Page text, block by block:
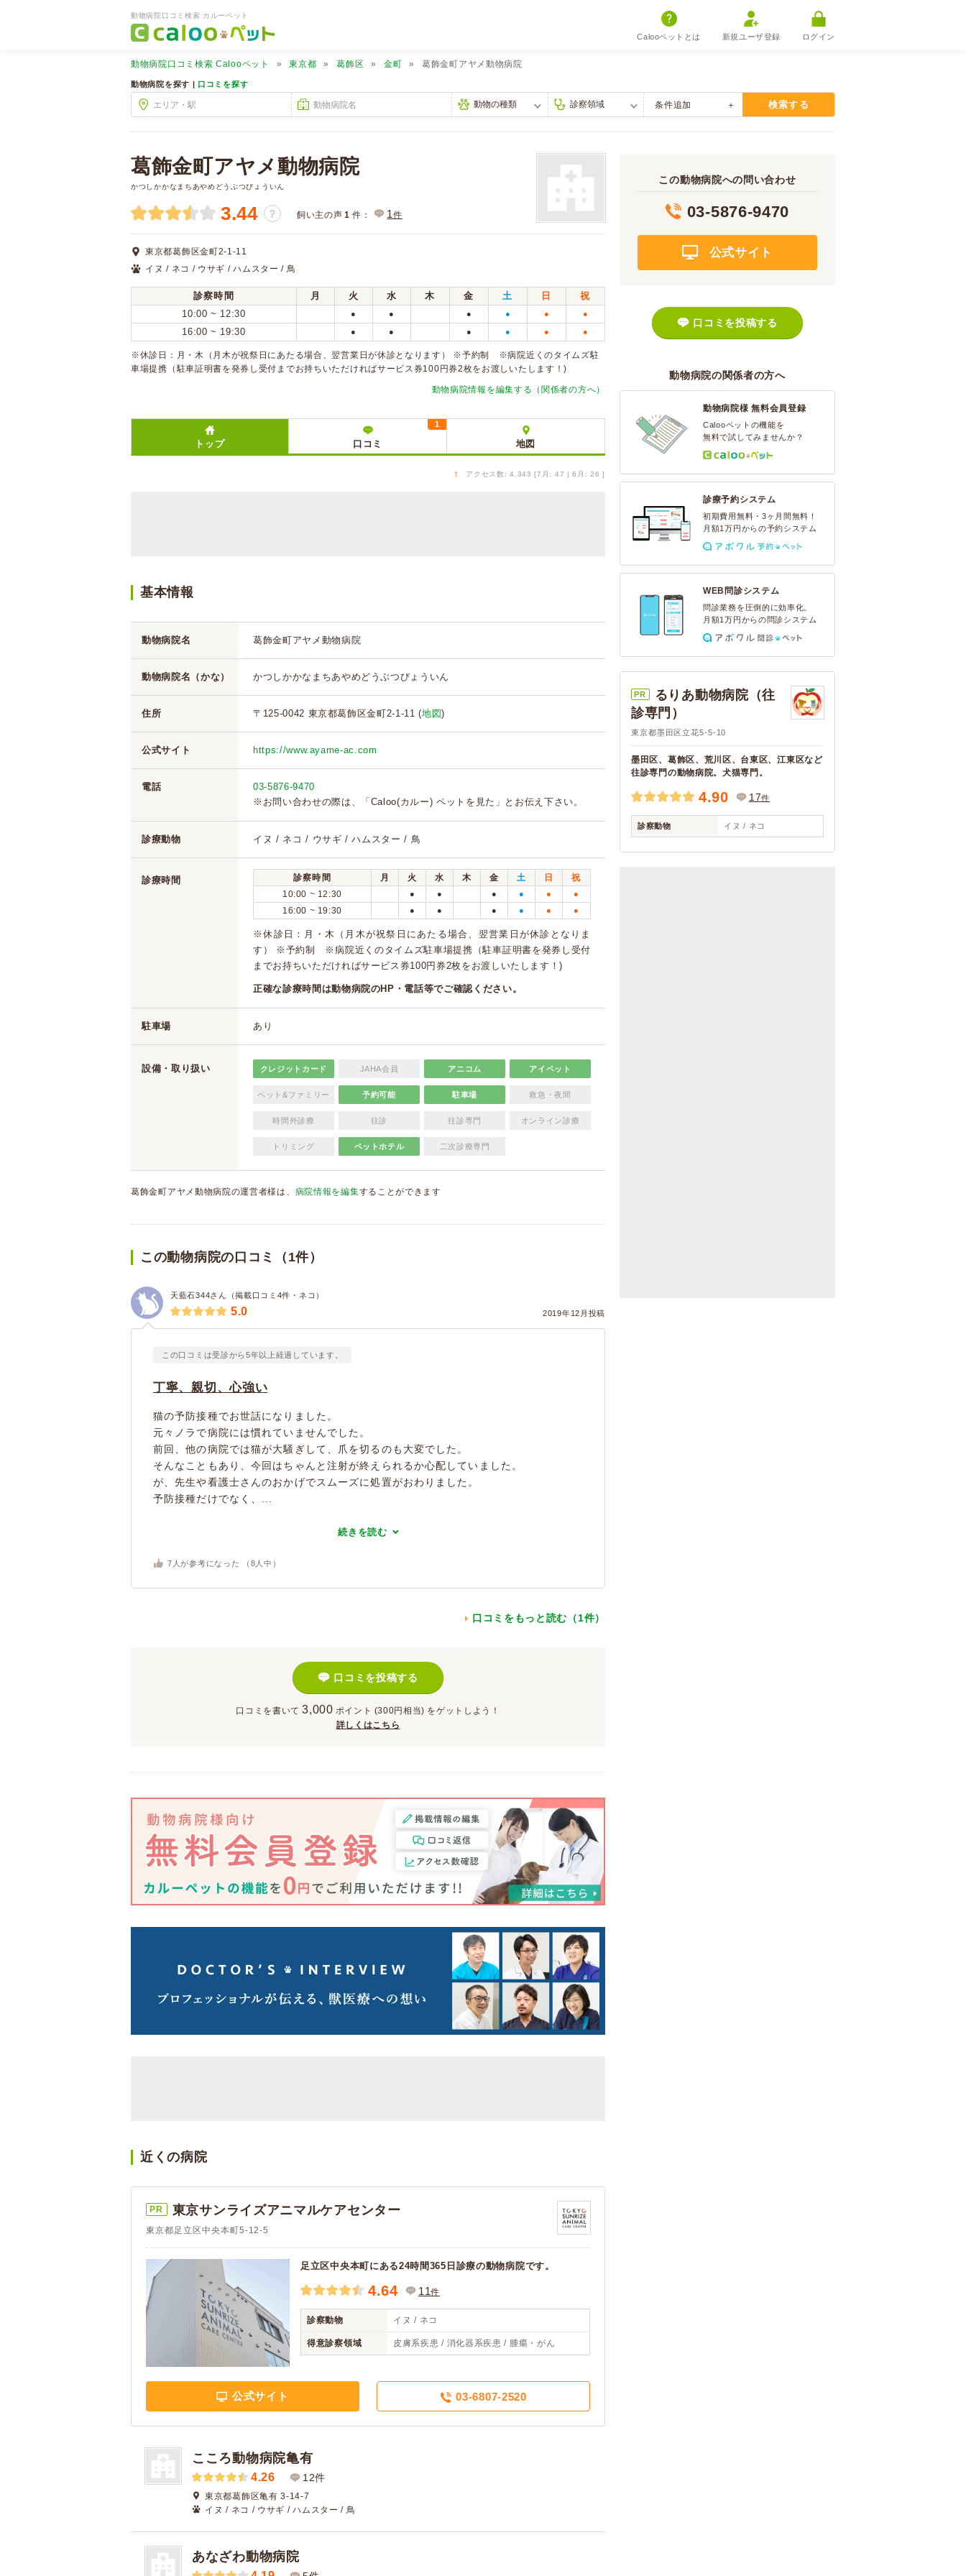
動物病院口コミ検索 カルーペット
Calooペットとは 新規ユーザ登録 ログイン
動物病院口コミ検索 Calooペット 東京都 葛飾区 金町 葛飾金町アヤメ動物病院
動物病院を探す | 口コミを探す
条件追加 検索する
葛飾金町アヤメ動物病院
かつしかかなまちあやめどうぶつびょういん
3.44 ？ 飼い主の声 1 件： 1件
東京都葛飾区金町2-1-11
イヌ / ネコ / ウサギ / ハムスター / 鳥
診察時間 月 火 水 木 金 土 日
祝
10:00 ~ 12:30
● ● ● ● ● ●
16:00 ~ 19:30 ● ● ● ● ● ●
※休診日：月・木（月木が祝祭日にあたる場合、翌営業日が休診となります） ※予約制 ※病院近くのタイムズ駐
車場提携（駐車証明書を発券し受付までお持ちいただければサービス券100円券2枚をお渡しいたします！)
動物病院情報を編集する（関係者の方へ）
トップ 口コミ
1
地図
↑ アクセス数: 4,343 [7月: 47 | 6月: 26 ]
基本情報
動物病院名 葛飾金町アヤメ動物病院
動物病院名（かな） かつしかかなまちあやめどうぶつびょういん
住所 〒125-0042 東京都葛飾区金町2-1-11 (地図)
公式サイト https://www.ayame-ac.com
電話
03-5876-9470
※お問い合わせの際は、「Caloo(カルー) ペットを見た」とお伝え下さい。
診療動物 イヌ / ネコ / ウサギ / ハムスター / 鳥
診療時間 診察時間 月 火 水 木 金 土 日
祝
10:00 ~ 12:30
● ● ● ● ● ●
16:00 ~ 19:30 ● ● ● ● ● ●
※休診日：月・木（月木が祝祭日にあたる場合、翌営業日が休診となりま
す） ※予約制 ※病院近くのタイムズ駐車場提携（駐車証明書を発券し受付
までお持ちいただければサービス券100円券2枚をお渡しいたします！)
正確な診療時間は動物病院のHP・電話等でご確認ください。
駐車場 あり
設備・取り扱い クレジットカード JAHA会員 アニコム アイペット
ペット&ファミリー 予約可能 駐車場 救急・夜間
時間外診療 往診 往診専門 オンライン診療
トリミング ペットホテル 二次診療専門
葛飾金町アヤメ動物病院の運営者様は、 病院情報を編集することができます
この動物病院の口コミ（1件）
天藍石344さん（掲載口コミ4件・ネコ）
2019年12月投稿
5.0
この口コミは受診から5年以上経過しています。
丁寧、親切、心強い
猫の予防接種でお世話になりました。
元々ノラで病院には慣れていませんでした。
前回、他の病院では猫が大騒ぎして、爪を切るのも大変でした。
そんなこともあり、今回はちゃんと注射が終えられるか心配していました。
が、先生や看護士さんのおかげでスムーズに処置がおわりました。
予防接種だけでなく、...
続きを読む
7 人が参考になった （ 8 人中）
口コミをもっと読む（1件）
口コミを投稿する
口コミを書いて 3,000 ポイント (300円相当) をゲットしよう！
詳しくはこちら
近くの病院
PR 東京サンライズアニマルケアセンター
東京都足立区中央本町5-12-5
足立区中央本町にある24時間365日診療の動物病院です。
4.64 11件
診察動物 イヌ / ネコ
得意診察領域 皮膚系疾患 / 消化器系疾患 / 腫瘍・がん
公式サイト 03-6807-2520
こころ動物病院亀有
4.26 12件
東京都葛飾区亀有 3-14-7
イヌ / ネコ / ウサギ / ハムスター / 鳥
あなざわ動物病院
この動物病院への問い合わせ
03-5876-9470
公式サイト
口コミを投稿する
動物病院の関係者の方へ
動物病院様 無料会員登録
Calooペットの機能を
無料で試してみませんか？
診療予約システム
初期費用無料・3ヶ月間無料！
月額1万円からの予約システム
WEB問診システム
問診業務を圧倒的に効率化。
月額1万円からの問診システム
PR
るりあ動物病院（往
診専門）
東京都墨田区立花5-5-10
墨田区、葛飾区、荒川区、台東区、江東区など
往診専門の動物病院。犬猫専門。
4.90 17件
診察動物 イヌ / ネコ